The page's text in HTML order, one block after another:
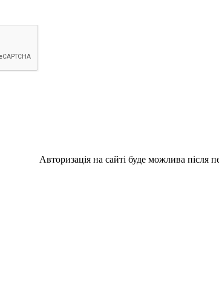
Авторизація на сайті буде можлива після